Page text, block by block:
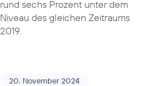
rund sechs Prozent unter dem
Niveau des gleichen Zeitraums
2019.
20. November 2024